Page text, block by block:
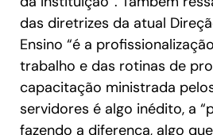
das diretrizes da atual
Ensino “é a
trabalho e das rotinas de
capacitação ministrada
servidores é algo inédito, a
fazendo a diferença, algo